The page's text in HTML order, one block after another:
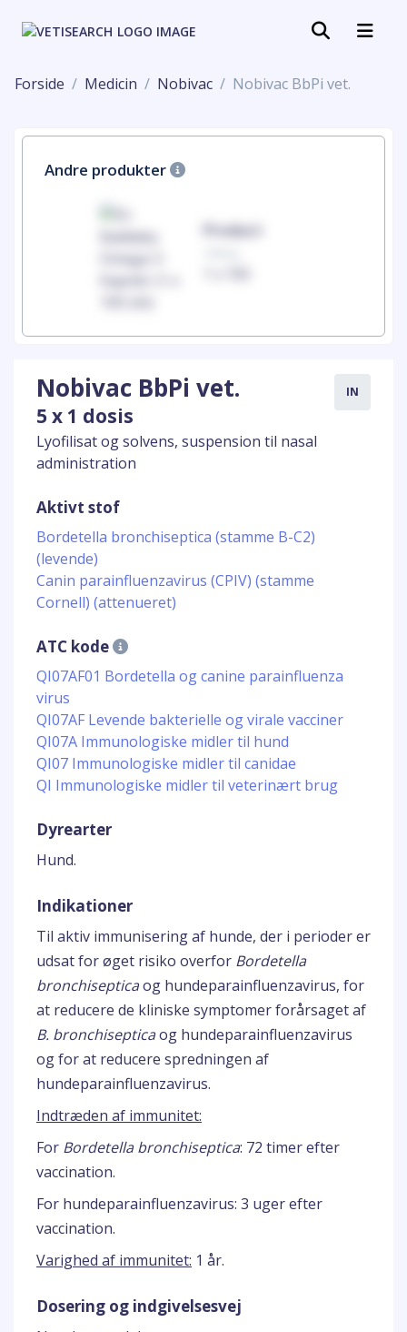
Forside Medicin Nobivac Nobivac BbPi vet.
Andre produkter
Product
Nobivac BbPi vet.
5 x 1 dosis
Lyofilisat og solvens, suspension til nasal
administration
IN
Aktivt stof
Bordetella bronchiseptica (stamme B-C2)
(levende)
Canin parainfluenzavirus (CPIV) (stamme
Cornell) (attenueret)
ATC kode
QI07AF01 Bordetella og canine parainfluenza
virus
QI07AF Levende bakterielle og virale vacciner
QI07A Immunologiske midler til hund
QI07 Immunologiske midler til canidae
QI Immunologiske midler til veterinært brug
Dyrearter
Hund.
Indikationer
Til aktiv immunisering af hunde, der i perioder er
udsat for øget risiko overfor Bordetella
bronchisepticaog hundeparainfluenzavirus, for
at reducere de kliniske symptomer forårsaget af
B. bronchisepticaog hundeparainfluenzavirus
og for at reducere spredningen af
hundeparainfluenzavirus.
Indtræden af immunitet:
For Bordetella bronchiseptica: 72 timer efter
vaccination.
For hundeparainfluenzavirus: 3 uger efter
vaccination.
Varighed af immunitet: 1 år.
Dosering og indgivelsesvej